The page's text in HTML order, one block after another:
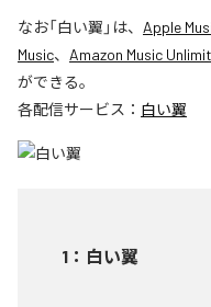
なお「白い翼 」は、 Apple
Music、 Amazon Music
ができる。
各配信サービス： 白い翼
1 ： 白い翼